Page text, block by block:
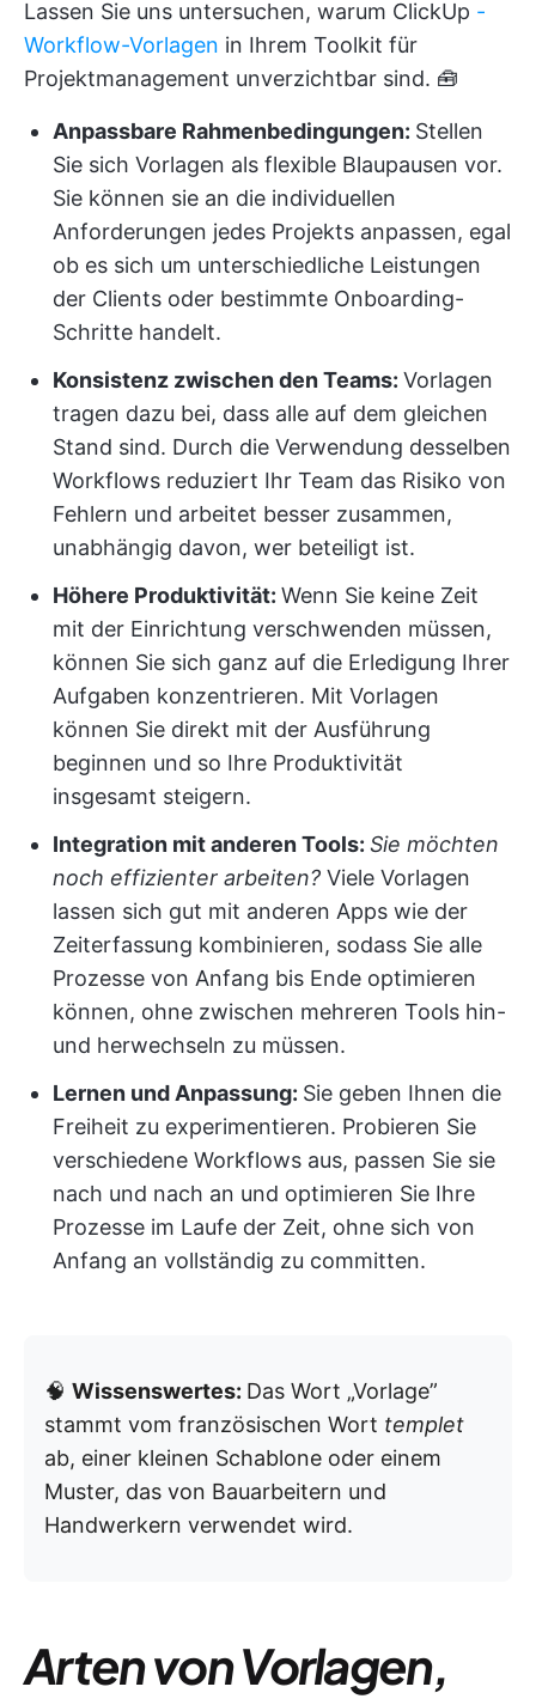
Lassen Sie uns untersuchen, warum ClickUp -
Workflow-Vorlagen in Ihrem Toolkit für
Projektmanagement unverzichtbar sind. 🧰
Anpassbare Rahmenbedingungen: Stellen
Sie sich Vorlagen als flexible Blaupausen vor.
Sie können sie an die individuellen
Anforderungen jedes Projekts anpassen, egal
ob es sich um unterschiedliche Leistungen
der Clients oder bestimmte Onboarding-
Schritte handelt.
Konsistenz zwischen den Teams: Vorlagen
tragen dazu bei, dass alle auf dem gleichen
Stand sind. Durch die Verwendung desselben
Workflows reduziert Ihr Team das Risiko von
Fehlern und arbeitet besser zusammen,
unabhängig davon, wer beteiligt ist.
Höhere Produktivität: Wenn Sie keine Zeit
mit der Einrichtung verschwenden müssen,
können Sie sich ganz auf die Erledigung Ihrer
Aufgaben konzentrieren. Mit Vorlagen
können Sie direkt mit der Ausführung
beginnen und so Ihre Produktivität
insgesamt steigern.
Integration mit anderen Tools: Sie möchten
noch effizienter arbeiten? Viele Vorlagen
lassen sich gut mit anderen Apps wie der
Zeiterfassung kombinieren, sodass Sie alle
Prozesse von Anfang bis Ende optimieren
können, ohne zwischen mehreren Tools hin-
und herwechseln zu müssen.
Lernen und Anpassung: Sie geben Ihnen die
Freiheit zu experimentieren. Probieren Sie
verschiedene Workflows aus, passen Sie sie
nach und nach an und optimieren Sie Ihre
Prozesse im Laufe der Zeit, ohne sich von
Anfang an vollständig zu committen.
🧠 Wissenswertes: Das Wort „Vorlage”
stammt vom französischen Wort templet
ab, einer kleinen Schablone oder einem
Muster, das von Bauarbeitern und
Handwerkern verwendet wird.
Arten von Vorlagen,